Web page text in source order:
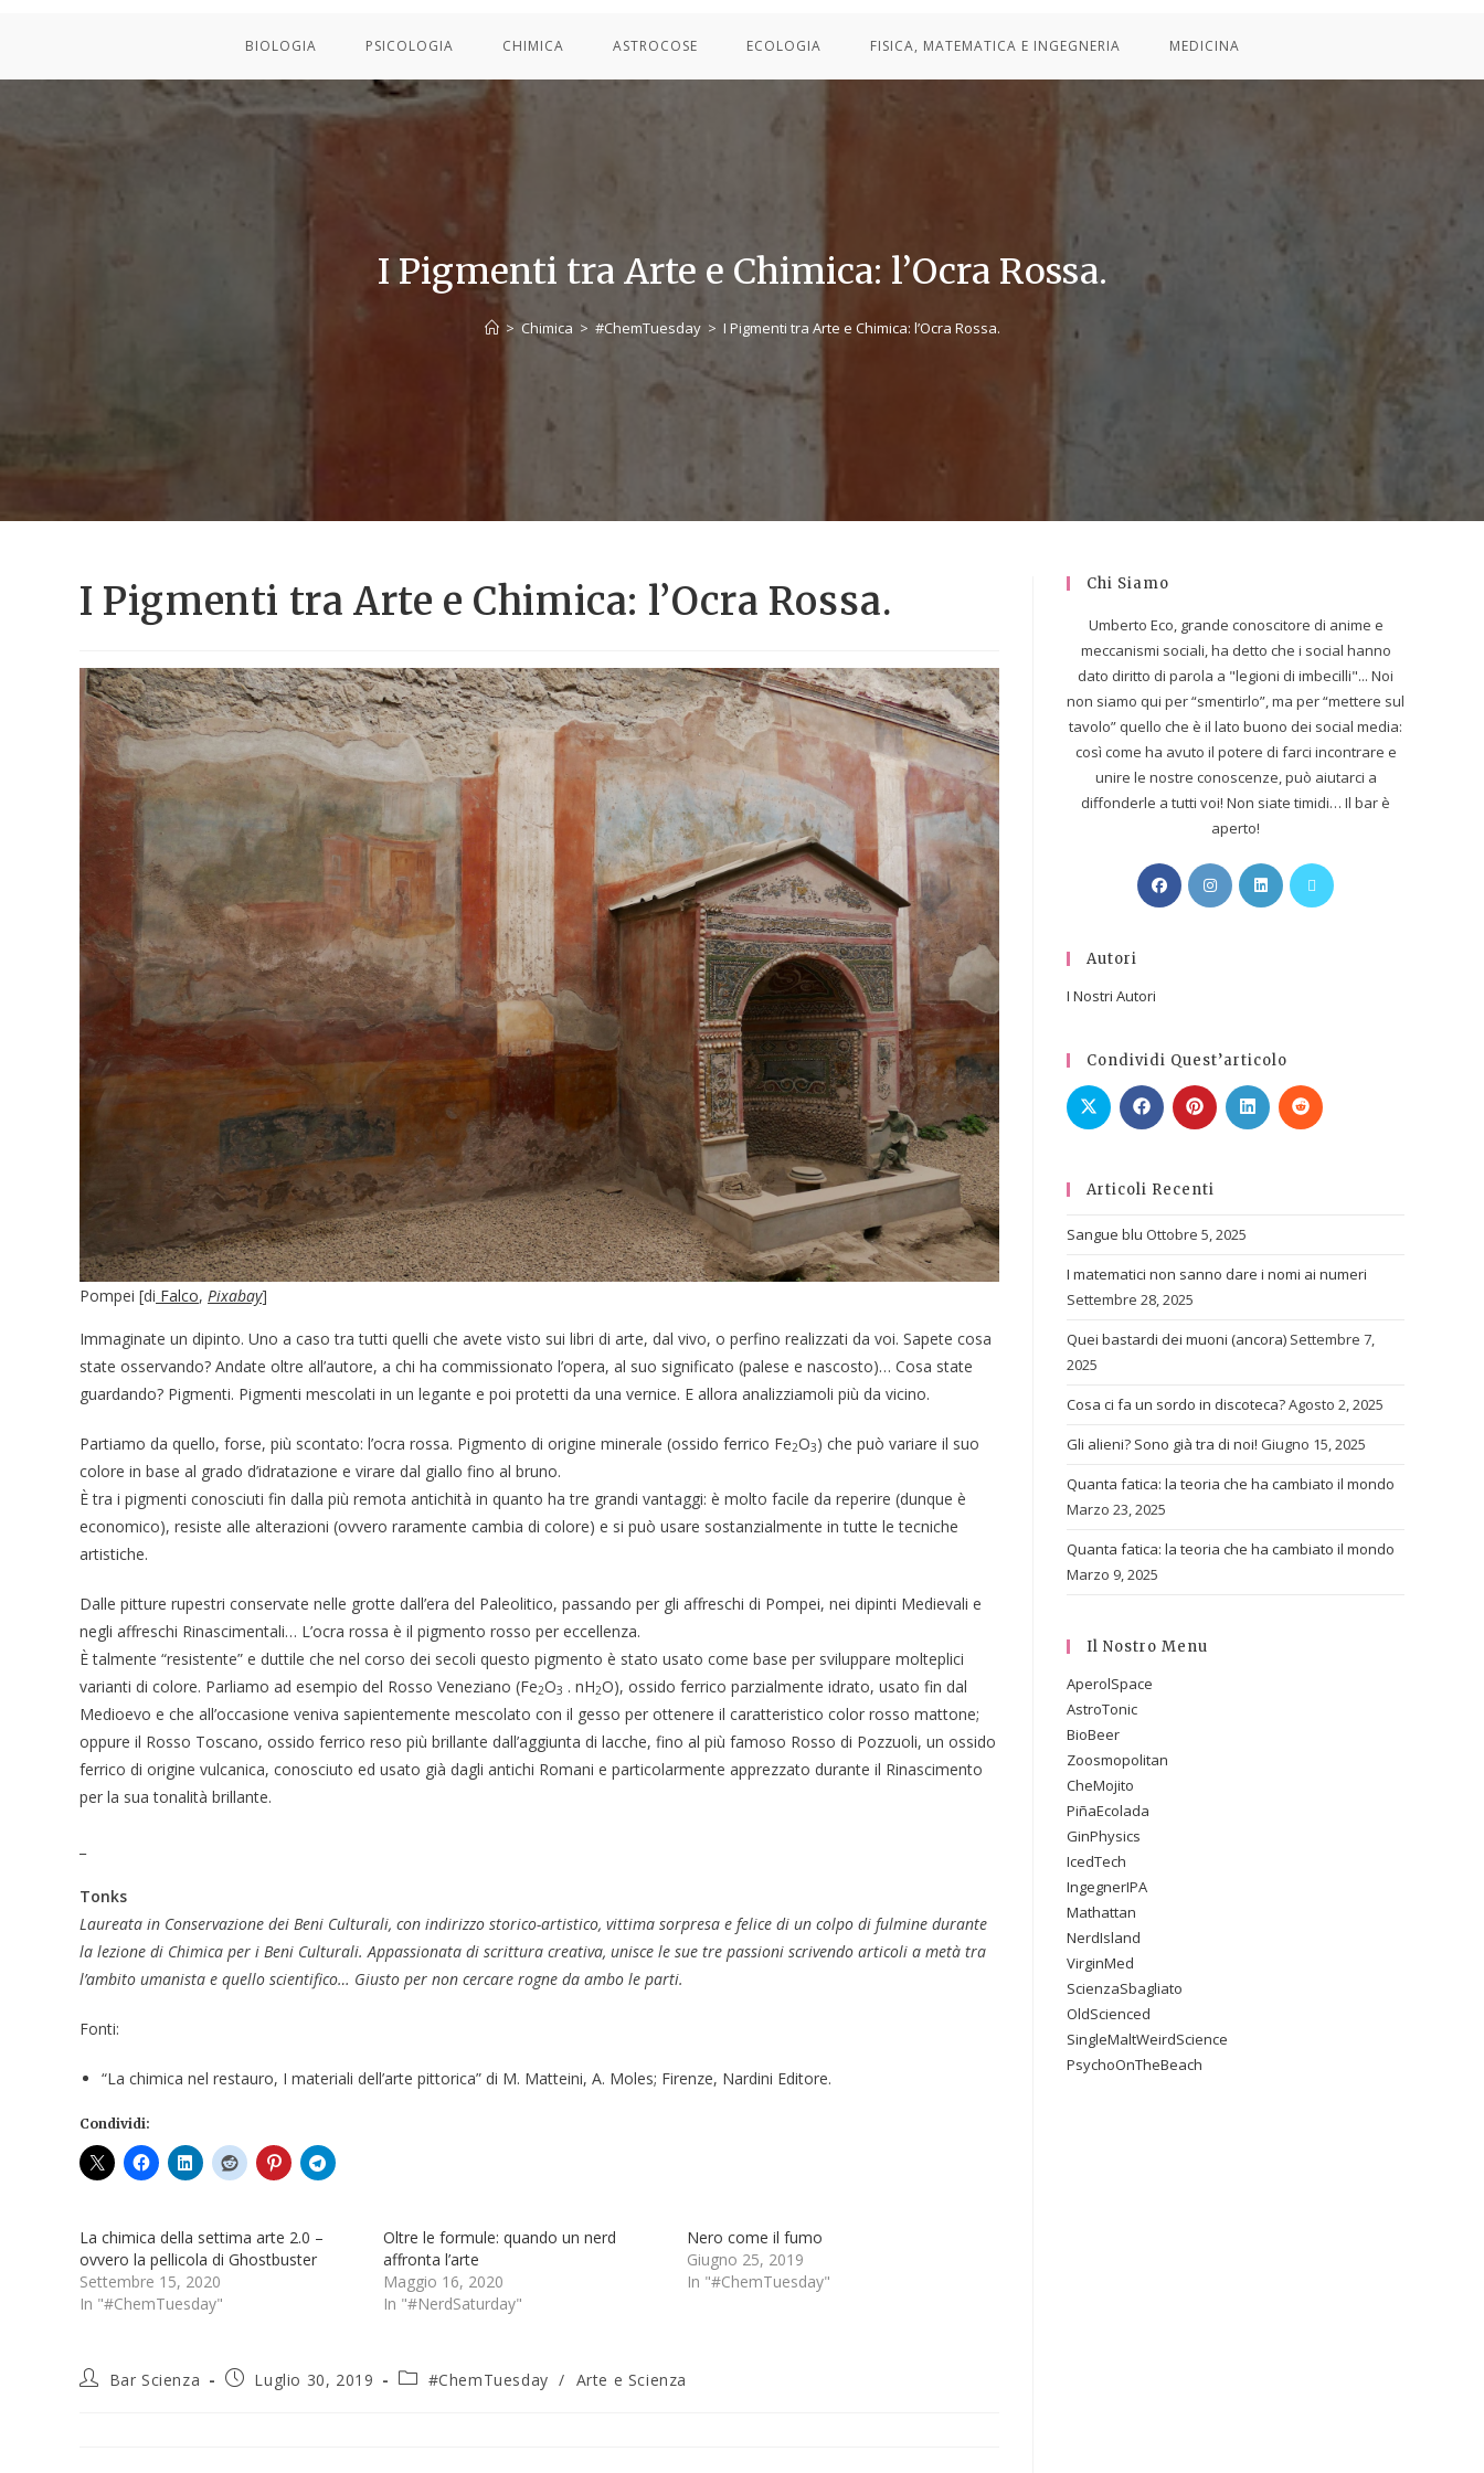
BIOLOGIA PSICOLOGIA CHIMICA ASTROCOSE ECOLOGIA FISICA, MATEMATICA E INGEGNERIA MEDICINA
I Pigmenti tra Arte e Chimica: l’Ocra Rossa.
> Chimica > #ChemTuesday > I Pigmenti tra Arte e Chimica: l’Ocra Rossa.
I Pigmenti tra Arte e Chimica: l’Ocra Rossa.
Pompei [di Falco, Pixabay]
Immaginate un dipinto. Uno a caso tra tutti quelli che avete visto sui libri di arte, dal vivo, o perfino realizzati da voi. Sapete cosa
state osservando? Andate oltre all’autore, a chi ha commissionato l’opera, al suo significato (palese e nascosto)… Cosa state
guardando? Pigmenti. Pigmenti mescolati in un legante e poi protetti da una vernice. E allora analizziamoli più da vicino.
Partiamo da quello, forse, più scontato: l’ocra rossa. Pigmento di origine minerale (ossido ferrico Fe2O3) che può variare il suo
colore in base al grado d’idratazione e virare dal giallo fino al bruno.
È tra i pigmenti conosciuti fin dalla più remota antichità in quanto ha tre grandi vantaggi: è molto facile da reperire (dunque è
economico), resiste alle alterazioni (ovvero raramente cambia di colore) e si può usare sostanzialmente in tutte le tecniche
artistiche.
Dalle pitture rupestri conservate nelle grotte dall’era del Paleolitico, passando per gli affreschi di Pompei, nei dipinti Medievali e
negli affreschi Rinascimentali… L’ocra rossa è il pigmento rosso per eccellenza.
È talmente “resistente” e duttile che nel corso dei secoli questo pigmento è stato usato come base per sviluppare molteplici
varianti di colore. Parliamo ad esempio del Rosso Veneziano (Fe2O3 . nH2O), ossido ferrico parzialmente idrato, usato fin dal
Medioevo e che all’occasione veniva sapientemente mescolato con il gesso per ottenere il caratteristico color rosso mattone;
oppure il Rosso Toscano, ossido ferrico reso più brillante dall’aggiunta di lacche, fino al più famoso Rosso di Pozzuoli, un ossido
ferrico di origine vulcanica, conosciuto ed usato già dagli antichi Romani e particolarmente apprezzato durante il Rinascimento
per la sua tonalità brillante.
Tonks
Laureata in Conservazione dei Beni Culturali, con indirizzo storico-artistico, vittima sorpresa e felice di un colpo di fulmine durante
la lezione di Chimica per i Beni Culturali. Appassionata di scrittura creativa, unisce le sue tre passioni scrivendo articoli a metà tra
l’ambito umanista e quello scientifico… Giusto per non cercare rogne da ambo le parti.
Fonti:
“La chimica nel restauro, I materiali dell’arte pittorica” di M. Matteini, A. Moles; Firenze, Nardini Editore.
Condividi:
La chimica della settima arte 2.0 –
ovvero la pellicola di Ghostbuster
Settembre 15, 2020
In "#ChemTuesday"
Oltre le formule: quando un nerd
affronta l’arte
Maggio 16, 2020
In "#NerdSaturday"
Nero come il fumo
Giugno 25, 2019
In "#ChemTuesday"
Bar Scienza Luglio 30, 2019 #ChemTuesday / Arte e Scienza
Chi Siamo
Umberto Eco, grande conoscitore di anime e
meccanismi sociali, ha detto che i social hanno
dato diritto di parola a "legioni di imbecilli"... Noi
non siamo qui per “smentirlo”, ma per “mettere sul
tavolo” quello che è il lato buono dei social media:
così come ha avuto il potere di farci incontrare e
unire le nostre conoscenze, può aiutarci a
diffonderle a tutti voi! Non siate timidi… Il bar è
aperto!
Autori
I Nostri Autori
Condividi Quest’articolo
Articoli Recenti
Sangue blu Ottobre 5, 2025
I matematici non sanno dare i nomi ai numeri
Settembre 28, 2025
Quei bastardi dei muoni (ancora) Settembre 7,
2025
Cosa ci fa un sordo in discoteca?Agosto 2, 2025
Gli alieni? Sono già tra di noi! Giugno 15, 2025
Quanta fatica: la teoria che ha cambiato il mondo
Marzo 23, 2025
Quanta fatica: la teoria che ha cambiato il mondo
Marzo 9, 2025
Il Nostro Menu
AperolSpace
AstroTonic
BioBeer
Zoosmopolitan
CheMojito
PiñaEcolada
GinPhysics
IcedTech
IngegnerIPA
Mathattan
NerdIsland
VirginMed
ScienzaSbagliato
OldScienced
SingleMaltWeirdScience
PsychoOnTheBeach